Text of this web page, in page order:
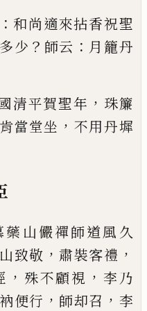
： 和尚適來拈香祝聖
少 ？ 師云 ： 月籠丹
清平賀聖年 ， 珠簾
當堂坐 ， 不用丹墀
藥山儼禪師道風久
致敬 ，肅裝客禮 ，
， 殊不顧視 ， 李乃
衲便行 ， 師却召 ， 李